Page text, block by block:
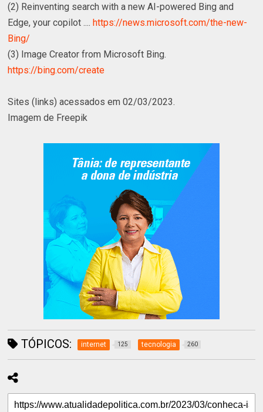
(2) Reinventing search with a new AI-powered Bing and
Edge, your copilot ....https://news.microsoft.com/the-new-
Bing/
(3) Image Creator from Microsoft Bing.
https://bing.com/create
Sites (links) acessados em 02/03/2023.
Imagem de Freepik
TÓPICOS: internet 125 tecnologia 260